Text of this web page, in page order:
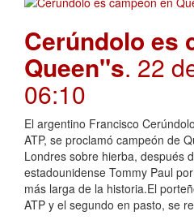
Cerúndolo es
Queen"s. 22
06:10
El argentino Francisco
ATP, se proclamó campeón de
Londres sobre hierba, después
estadounidense Tommy Paul
más larga de la historia.El
ATP y el segundo en pasto, se